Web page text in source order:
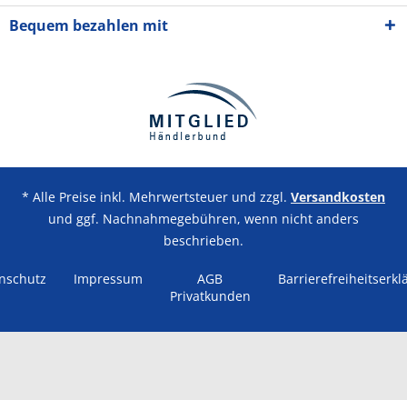
Bequem bezahlen mit
* Alle Preise inkl. Mehrwertsteuer und zzgl. Versandkosten
und ggf. Nachnahmegebühren, wenn nicht anders
beschrieben.
Impressum
AGB
Privatkunden